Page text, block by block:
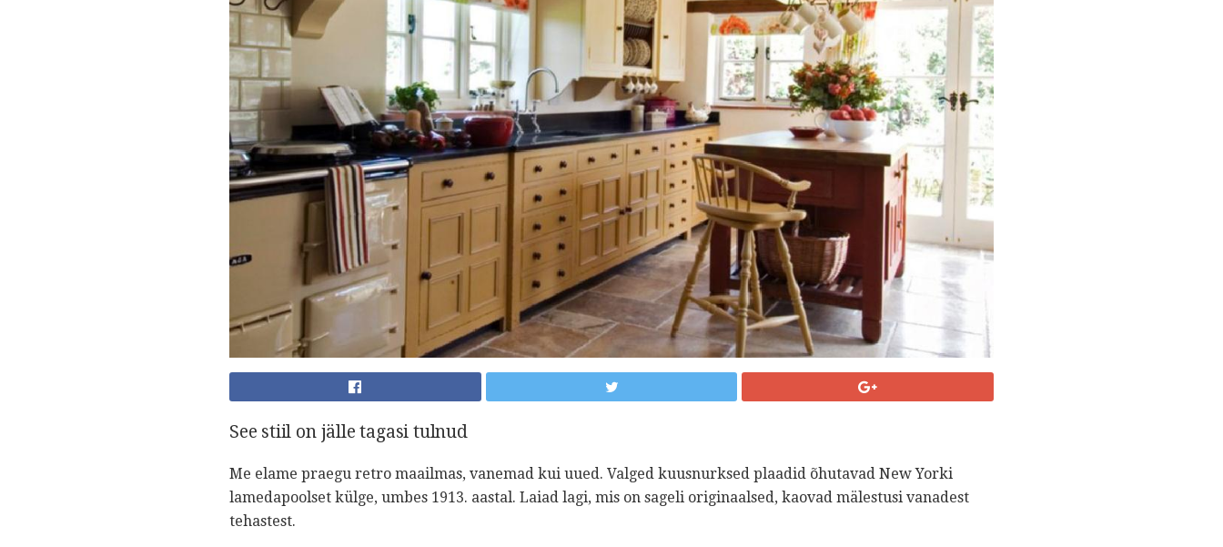
See stiil on jälle tagasi tulnud
Me elame praegu retro maailmas, vanemad kui uued. Valged kuusnurksed plaadid õhutavad New Yorki
lamedapoolset külge, umbes 1913. aastal. Laiad lagi, mis on sageli originaalsed, kaovad mälestusi vanadest
tehastest.